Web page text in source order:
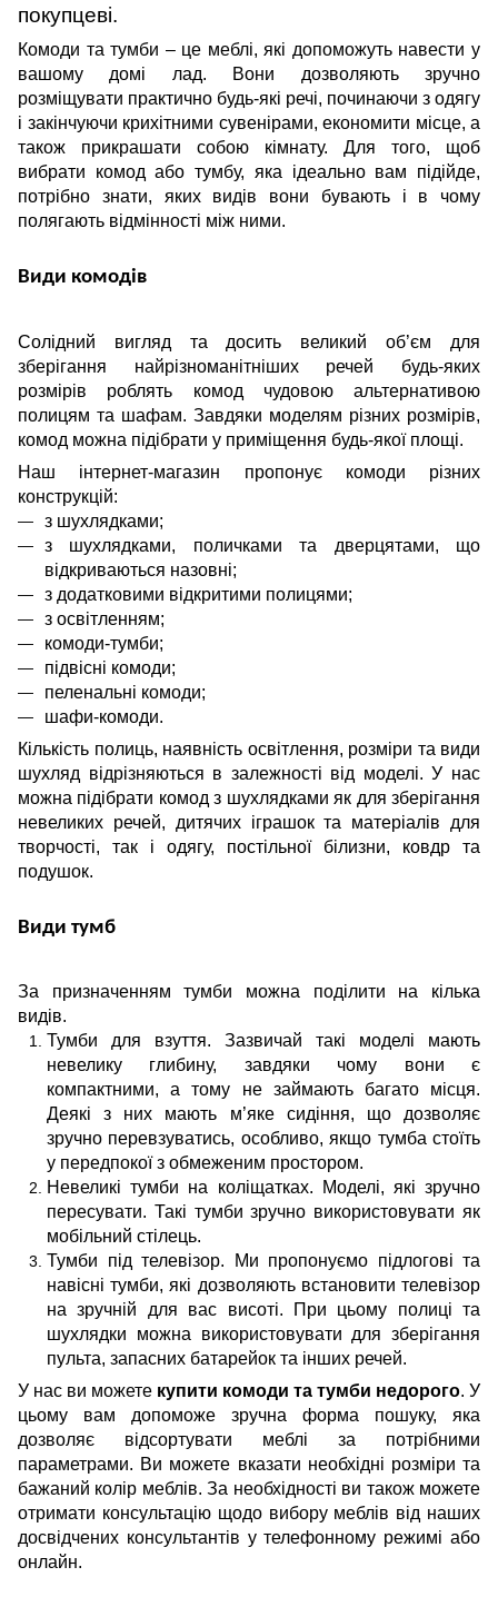
покупцеві.
Комоди та тумби – це меблі, які допоможуть навести у
вашому домі лад. Вони дозволяють зручно
розміщувати практично будь-які речі, починаючи з одягу
і закінчуючи крихітними сувенірами, економити місце, а
також прикрашати собою кімнату. Для того, щоб
вибрати комод або тумбу, яка ідеально вам підійде,
потрібно знати, яких видів вони бувають і в чому
полягають відмінності між ними.
Види комодів
Солідний вигляд та досить великий об’єм для
зберігання найрізноманітніших речей будь-яких
розмірів роблять комод чудовою альтернативою
полицям та шафам. Завдяки моделям різних розмірів,
комод можна підібрати у приміщення будь-якої площі.
Наш інтернет-магазин пропонує комоди різних
конструкцій:
з шухлядками;
з шухлядками, поличками та дверцятами, що
відкриваються назовні;
з додатковими відкритими полицями;
з освітленням;
комоди-тумби;
підвісні комоди;
пеленальні комоди;
шафи-комоди.
Кількість полиць, наявність освітлення, розміри та види
шухляд відрізняються в залежності від моделі. У нас
можна підібрати комод з шухлядками як для зберігання
невеликих речей, дитячих іграшок та матеріалів для
творчості, так і одягу, постільної білизни, ковдр та
подушок.
Види тумб
За призначенням тумби можна поділити на кілька
видів.
Тумби для взуття. Зазвичай такі моделі мають
невелику глибину, завдяки чому вони є
компактними, а тому не займають багато місця.
Деякі з них мають м’яке сидіння, що дозволяє
зручно перевзуватись, особливо, якщо тумба стоїть
у передпокої з обмеженим простором.
Невеликі тумби на коліщатках. Моделі, які зручно
пересувати. Такі тумби зручно використовувати як
мобільний стілець.
Тумби під телевізор. Ми пропонуємо підлогові та
навісні тумби, які дозволяють встановити телевізор
на зручній для вас висоті. При цьому полиці та
шухлядки можна використовувати для зберігання
пульта, запасних батарейок та інших речей.
У нас ви можете купити комоди та тумби недорого. У
цьому вам допоможе зручна форма пошуку, яка
дозволяє відсортувати меблі за потрібними
параметрами. Ви можете вказати необхідні розміри та
бажаний колір меблів. За необхідності ви також можете
отримати консультацію щодо вибору меблів від наших
досвідчених консультантів у телефонному режимі або
онлайн.